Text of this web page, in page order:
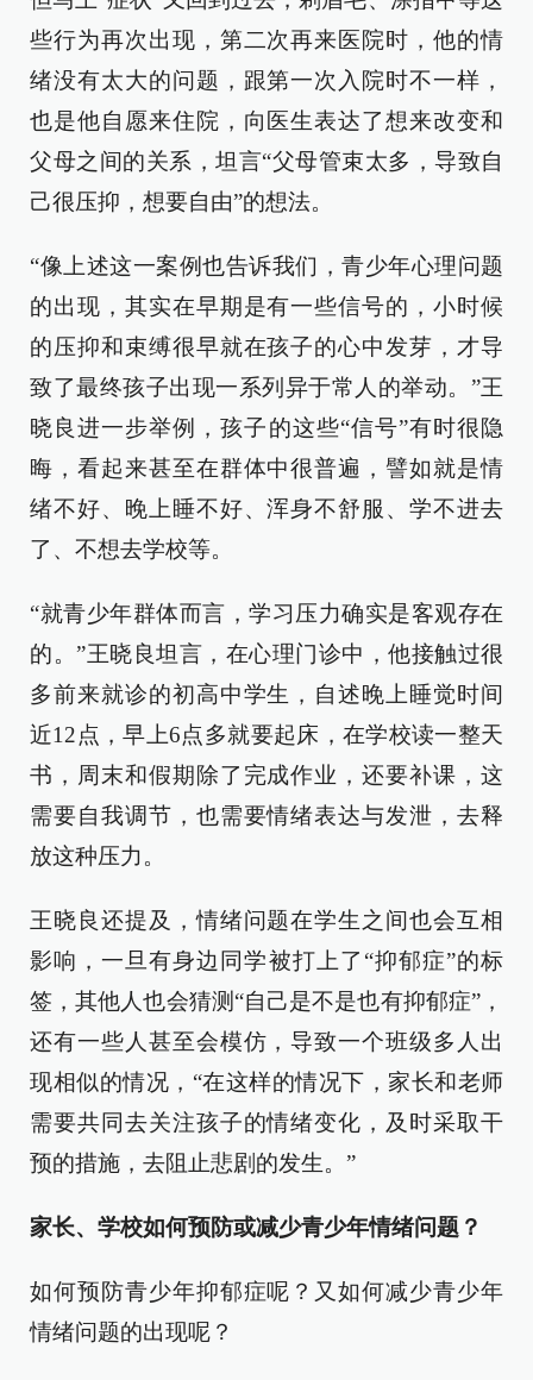
些行为再次出现，第二次再来医院时，他的情
绪没有太大的问题，跟第一次入院时不一样，
也是他自愿来住院，向医生表达了想来改变和
父母之间的关系，坦言“父母管束太多，导致自
己很压抑，想要自由”的想法。
“像上述这一案例也告诉我们，青少年心理问题
的出现，其实在早期是有一些信号的，小时候
的压抑和束缚很早就在孩子的心中发芽，才导
致了最终孩子出现一系列异于常人的举动。”王
晓良进一步举例，孩子的这些“信号”有时很隐
晦，看起来甚至在群体中很普遍，譬如就是情
绪不好、晚上睡不好、浑身不舒服、学不进去
了、不想去学校等。
“就青少年群体而言，学习压力确实是客观存在
的。”王晓良坦言，在心理门诊中，他接触过很
多前来就诊的初高中学生，自述晚上睡觉时间
近12点，早上6点多就要起床，在学校读一整天
书，周末和假期除了完成作业，还要补课，这
需要自我调节，也需要情绪表达与发泄，去释
放这种压力。
王晓良还提及，情绪问题在学生之间也会互相
影响，一旦有身边同学被打上了“抑郁症”的标
签，其他人也会猜测“自己是不是也有抑郁症”，
还有一些人甚至会模仿，导致一个班级多人出
现相似的情况，“在这样的情况下，家长和老师
需要共同去关注孩子的情绪变化，及时采取干
预的措施，去阻止悲剧的发生。”
家长、学校如何预防或减少青少年情绪问题？
如何预防青少年抑郁症呢？又如何减少青少年
情绪问题的出现呢？